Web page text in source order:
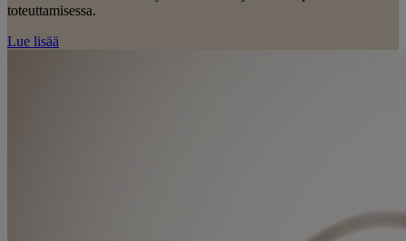
toteuttamisessa.
Lue lisää